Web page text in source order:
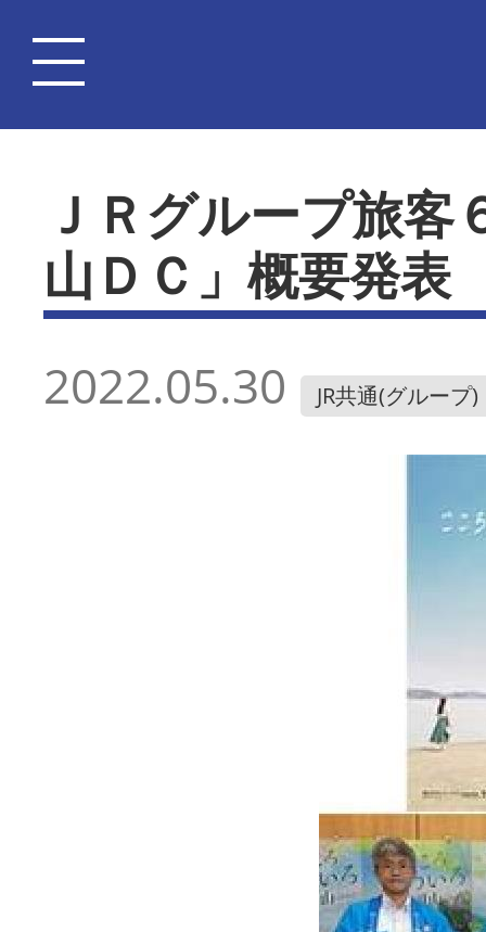
ＪＲグループ旅
山ＤＣ」概要発表
2022.05.30 JR共通(グループ)